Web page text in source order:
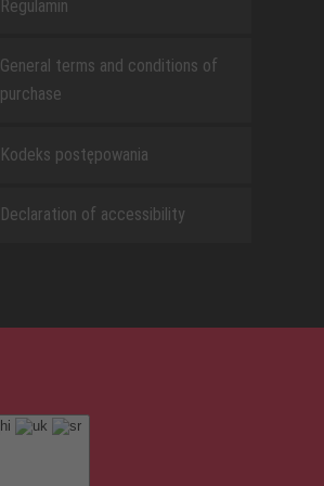
Regulamin
General terms and conditions of
purchase
Kodeks postępowania
Declaration of accessibility